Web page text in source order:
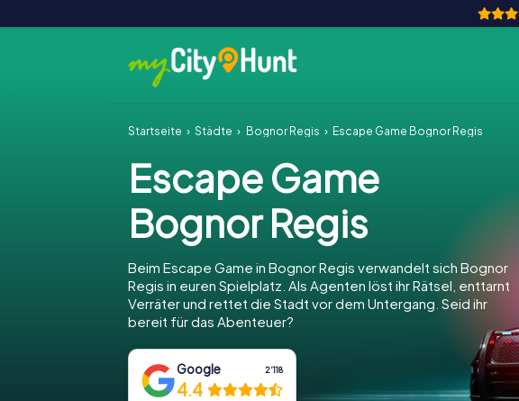
Startseite Städte Bognor Regis Escape Game Bognor Regis
Escape Game
Bognor Regis
Beim Escape Game in Bognor Regis verwandelt sich Bognor
Regis in euren Spielplatz. Als Agenten löst ihr Rätsel, enttarnt
Verräter und rettet die Stadt vor dem Untergang. Seid ihr
bereit für das Abenteuer?
Google 2‘118
4.4